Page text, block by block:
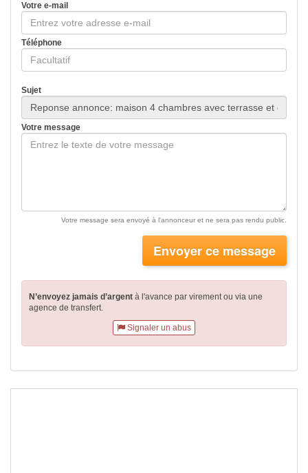
Votre e-mail
Téléphone
Sujet
Votre message
Votre message sera envoyé à l'annonceur et ne sera pas rendu public.
Envoyer ce message
N’envoyez jamais d’argent à l'avance par virementou via une
agence de transfert.
Signaler un abus